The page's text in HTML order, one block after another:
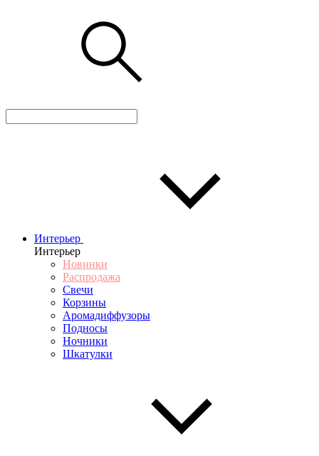
Интерьер
Интерьер
Новинки
Распродажа
Свечи
Корзины
Аромадиффузоры
Подносы
Ночники
Шкатулки